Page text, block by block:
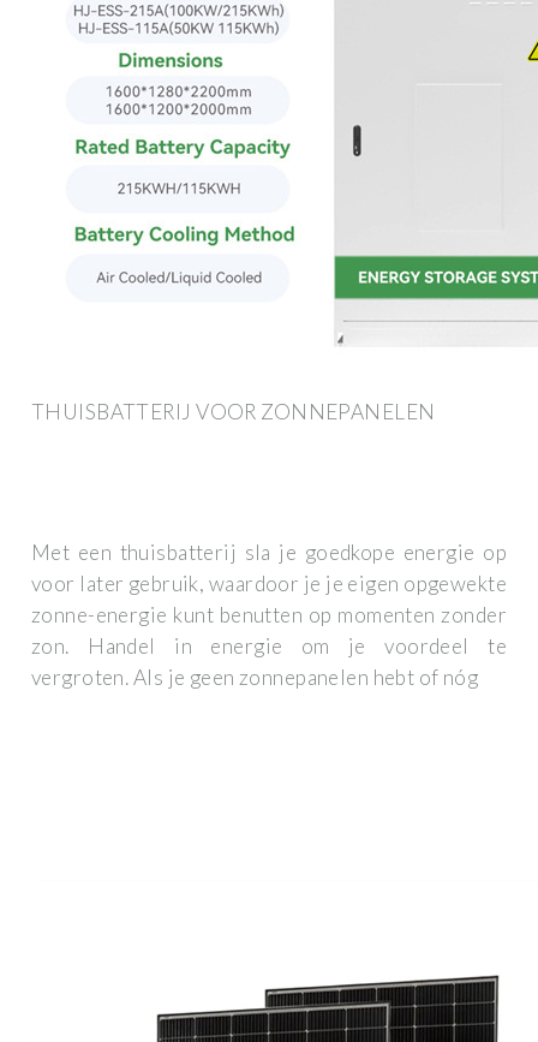
THUISBATTERIJ VOOR ZONNEPANELEN
Met een thuisbatterij sla je goedkope energie op
voor later gebruik, waardoor je je eigen opgewekte
zonne-energie kunt benutten op momenten zonder
zon. Handel in energie om je voordeel te
vergroten. Als je geen zonnepanelen hebt of nóg